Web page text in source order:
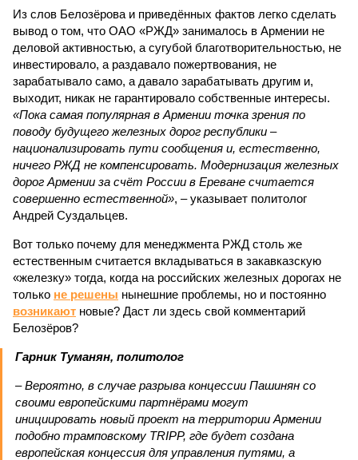
Из слов Белозёрова и приведённых фактов легко сделать
вывод о том, что ОАО «РЖД» занималось в Армении не
деловой активностью, а сугубой благотворительностью, не
инвестировало, а раздавало пожертвования, не
зарабатывало само, а давало зарабатывать другим и,
выходит, никак не гарантировало собственные интересы.
«Пока самая популярная в Армении точка зрения по
поводу будущего железных дорог рес­публики –
национализировать пути сообщения и, естественно,
ничего РЖД не компенсировать. Модернизация железных
дорог Армении за счёт России в Ереване считается
совершенно естественной», – указывает политолог
Андрей Суздальцев.
Вот только почему для менеджмента РЖД столь же
естественным считается вкладываться в закавказскую
«железку» тогда, когда на российских железных дорогах не
только не решены нынешние проблемы, но и постоянно
возникают новые? Даст ли здесь свой комментарий
Белозёров?
Гарник Туманян, политолог
– Вероятно, в случае разрыва концессии Пашинян со
своими европейскими партнёрами могут
инициировать новый проект на территории Армении
подобно трамповскому TRIPP, где будет создана
европейская концессия для управления путями, а